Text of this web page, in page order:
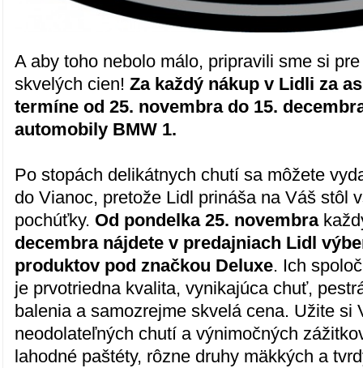
A aby toho nebolo málo, pripravili sme si
skvelých cien! Za každý nákup v Lidli za
termíne od 25. novembra do 15.
automobily BMW 1.
Po stopách delikátnych chutí sa môžete
do Vianoc, pretože Lidl prináša na Váš stôl
pochúťky. Od pondelka 25. novembra
decembra nájdete v predajniach Lidl
produktov pod značkou Deluxe. Ich
je prvotriedna kvalita, vynikajúca chuť,
balenia a samozrejme skvelá cena. Užite si
neodolateľných chutí a výnimočných
lahodné paštéty, rôzne druhy mäkkých a